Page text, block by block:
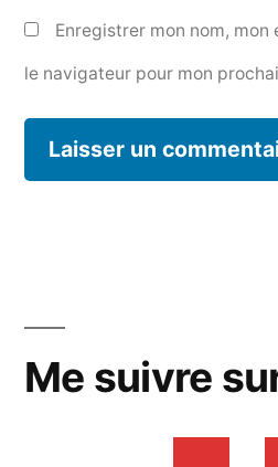
Enregistrer mon nom,
le navigateur pour mon
Me suivre